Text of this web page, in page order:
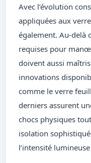
Avec l’évolution
appliquées aux
également. Au-delà
requises pour
doivent aussi
innovations
comme le verre
derniers assurent
chocs physiques
isolation
l’intensité